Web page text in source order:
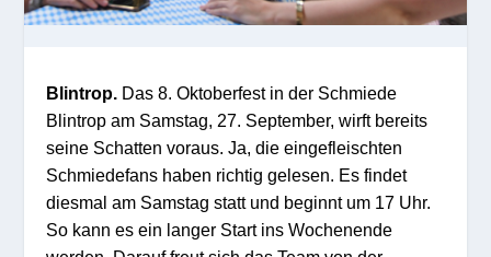
Blintrop. Das 8. Oktoberfest in der Schmiede
Blintrop am Samstag, 27. September, wirft bereits
seine Schatten voraus. Ja, die eingefleischten
Schmiedefans haben richtig gelesen. Es findet
diesmal am Samstag statt und beginnt um 17 Uhr.
So kann es ein langer Start ins Wochenende